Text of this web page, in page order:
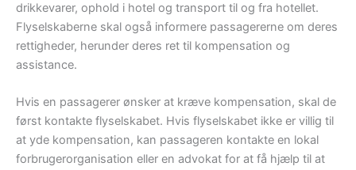
drikkevarer, ophold i hotel og transport til og fra hotellet.
Flyselskaberne skal også informere passagererne om deres
rettigheder, herunder deres ret til kompensation og
assistance.
Hvis en passagerer ønsker at kræve kompensation, skal de
først kontakte flyselskabet. Hvis flyselskabet ikke er villig til
at yde kompensation, kan passageren kontakte en lokal
forbrugerorganisation eller en advokat for at få hjælp til at